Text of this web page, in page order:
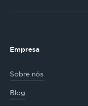
Empresa
Sobre nós
Blog